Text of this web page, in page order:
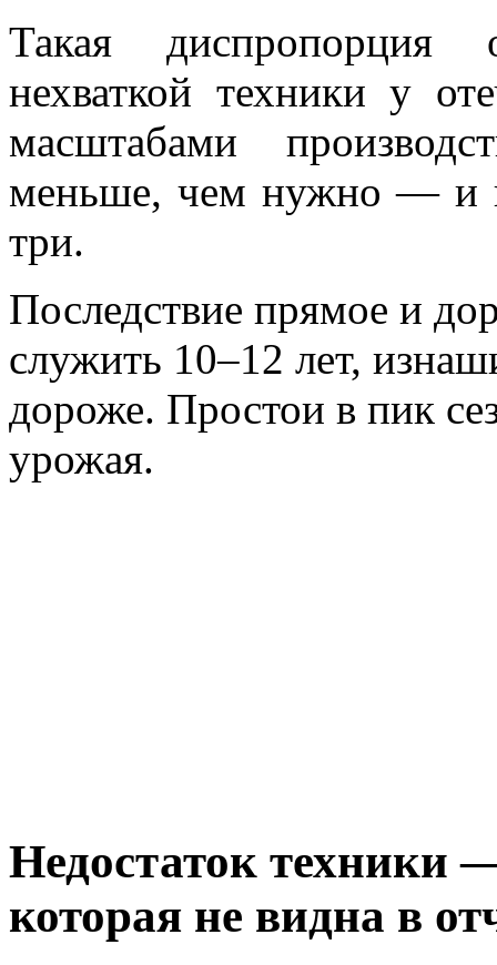
Такая диспропорция
нехваткой техники у
масштабами
меньше, чем нужно — и
три.
Последствие прямое и
служить 10–12 лет,
дороже. Простои в пик
урожая.
Недостаток техники
которая не видна в